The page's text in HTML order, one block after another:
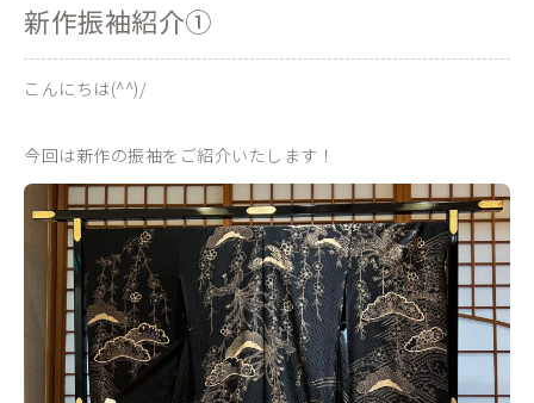
新作振袖紹介①
こんにちは(^^)/
今回は新作の振袖をご紹介いたします！